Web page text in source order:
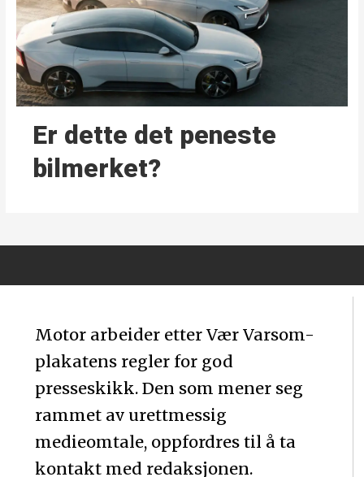
Er dette det peneste
bilmerket?
Motor arbeider etter Vær Varsom-
plakatens regler for god
presseskikk. Den som mener seg
rammet av urettmessig
medieomtale, oppfordres til å ta
kontakt med redaksjonen.